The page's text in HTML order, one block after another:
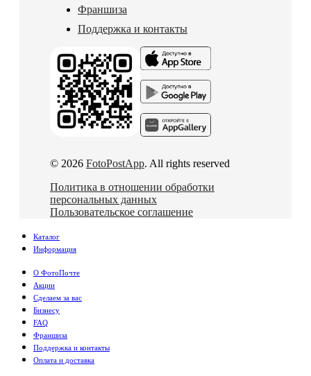
Франшиза
Поддержка и контакты
© 2026 FotoPostApp. All rights reserved
Политика в отношении обработки
персональных данных
Пользовательское соглашение
Каталог
Информация
О ФотоПочте
Акции
Сделаем за вас
Бизнесу
FAQ
Франшиза
Поддержка и контакты
Оплата и доставка